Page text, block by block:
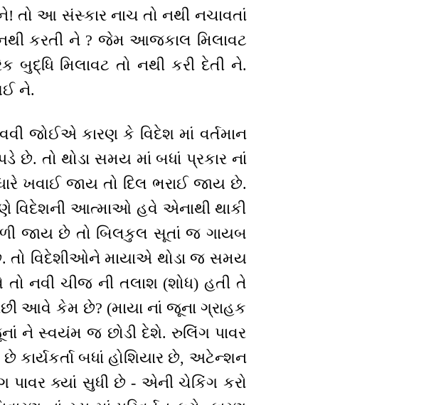
તો આ સંસ્કાર નાચ તો નથી નચાવતાં
નથી કરતી ને ? જેમ આજકાલ મિલાવટ
બુદ્ધિ મિલાવટ તો નથી કરી દેતી ને.
ને.
જોઈએ કારણ કે વિદેશ માં વર્તમાન
તો થોડા સમય માં બધાં પ્રકાર નાં
ખવાઈ જાય તો દિલ ભરાઈ જાય છે.
વિદેશની આત્માઓ હવે એનાથી થાકી
જાય છે તો બિલકુલ સૂતાં જ ગાયબ
તો વિદેશીઓને માયાએ થોડા જ સમય
નવી ચીજ ની તલાશ (શોધ) હતી તે
આવે કેમ છે? (માયા નાં જૂના ગ્રાહક
ને સ્વયંમ જ છોડી દેશે. રુલિંગ પાવર
કાર્યકર્તા બધાં હોશિયાર છે, અટેન્શન
પાવર ક્યાં સુધી છે - એની ચેકિંગ કરો